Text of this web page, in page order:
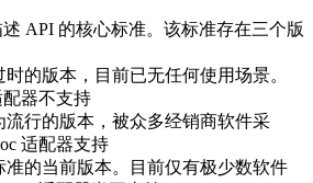
述 API 的核心标准。该标准存在三个版
时的版本，目前已无任何使用场景。
配器不支持
流行的版本，被众多经销商软件采
适配器支持
准的当前版本。目前仅有极少数软件